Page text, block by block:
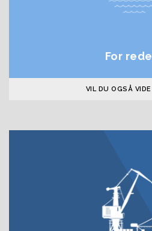
For
VIL DU OGSÅ VIDE